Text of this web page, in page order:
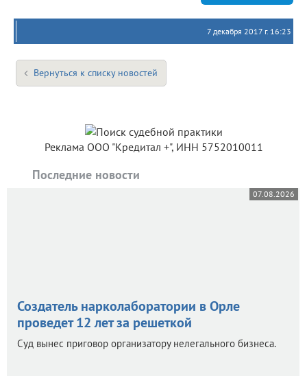
7 декабря 2017 г. 16:23
Вернуться к списку новостей
Реклама ООО "Кредитал +", ИНН 5752010011
Последние новости
07.08.2026
Создатель нарколаборатории в Орле
проведет 12 лет за решеткой
Суд вынес приговор организатору нелегального бизнеса.